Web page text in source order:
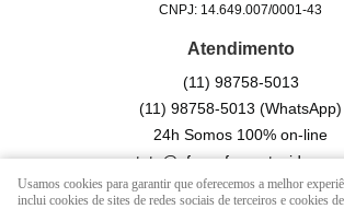
CNPJ: 14.649.007/0001-43
Atendimento
(11) 98758-5013
(11) 98758-5013(WhatsApp)
24h Somos 100% on-line
Usamos cookies para garantir que oferecemos a melhor
inclui cookies de sites de redes sociais de terceiros e cookies